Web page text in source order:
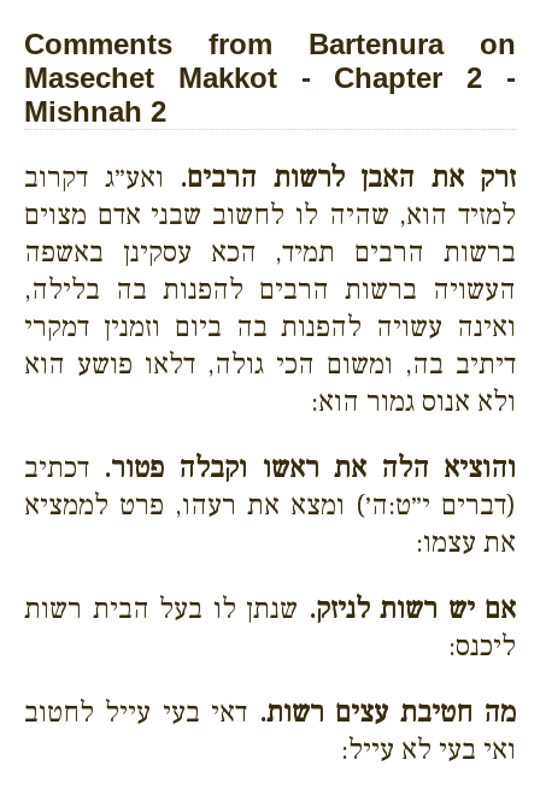
Comments from Bartenura on
Masechet Makkot - Chapter 2 -
Mishnah 2
זרק את האבן לרשות הרבים. ואע״ג דקרוב
למזיד הוא, שהיה לו לחשוב שבני אדם מצוים
ברשות הרבים תמיד, הכא עסקינן באשפה
העשויה ברשות הרבים להפנות בה בלילה,
ואינה עשויה להפנות בה ביום וזמנין דמקרי
דיתיב בה, ומשום הכי גולה, דלאו פושע הוא
ולא אנוס גמור הוא:
והוציא הלה את ראשו וקבלה פטור. דכתיב
(דברים י״ט:ה׳) ומצא את רעהו, פרט לממציא
את עצמו:
אם יש רשות לניזק. שנתן לו בעל הבית רשות
ליכנס:
מה חטיבת עצים רשות. דאי בעי עייל לחטוב
ואי בעי לא עייל: